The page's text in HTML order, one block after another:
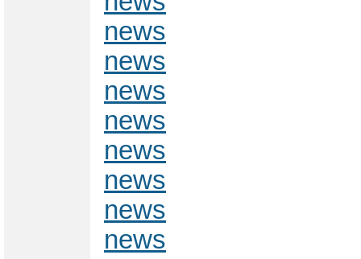
news
news
news
news
news
news
news
news